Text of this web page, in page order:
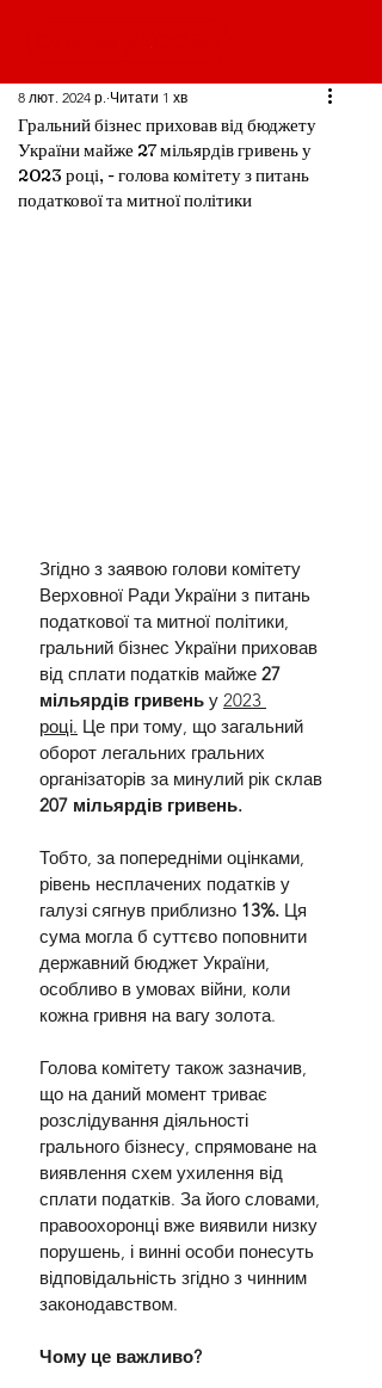
Гральний бізнес приховав від бюджету
України майже 27 мільярдів гривень у
2023 році, - голова комітету з питань
податкової та митної політики
8 лют. 2024 р. Читати 1 хв
Згідно з заявою голови комітету
Верховної Ради України з питань
податкової та митної політики,
гральний бізнес України приховав
від сплати податків майже 27
мільярдів гривень у 2023
році. Це при тому, що загальний
оборот легальних гральних
організаторів за минулий рік склав
207 мільярдів гривень.
Тобто, за попередніми оцінками,
рівень несплачених податків у
галузі сягнув приблизно 13%. Ця
сума могла б суттєво поповнити
державний бюджет України,
особливо в умовах війни, коли
кожна гривня на вагу золота.
Голова комітету також зазначив,
що на даний момент триває
розслідування діяльності
грального бізнесу, спрямоване на
виявлення схем ухилення від
сплати податків. За його словами,
правоохоронці вже виявили низку
порушень, і винні особи понесуть
відповідальність згідно з чинним
законодавством.
Чому це важливо?